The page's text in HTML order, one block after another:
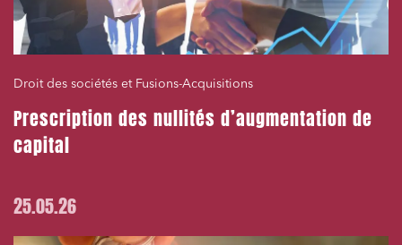
Droit des sociétés et Fusions-Acquisitions
Prescription des nullités d’augmentation de
capital
25.05.26